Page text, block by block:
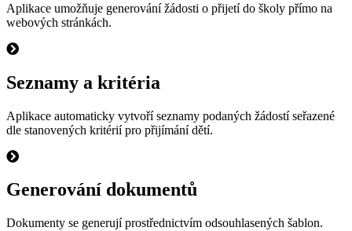
Aplikace umožňuje generování žádosti o přijetí do školy přímo na
webových stránkách.
Seznamy a kritéria
Aplikace automaticky vytvoří seznamy podaných žádostí seřazené
dle stanovených kritérií pro přijímání dětí.
Generování dokumentů
Dokumenty se generují prostřednictvím odsouhlasených šablon.